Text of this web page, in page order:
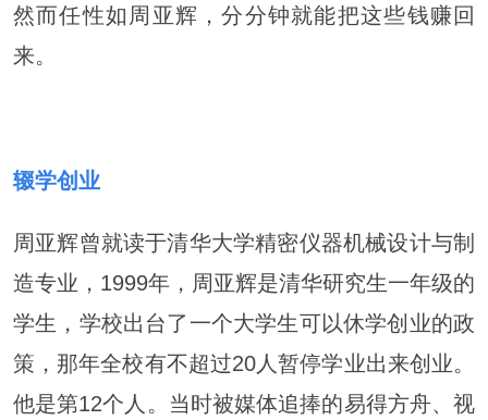
然而任性如周亚辉，分分钟就能把这些钱赚回
来。
辍学创业
周亚辉曾就读于清华大学精密仪器机械设计与制
造专业，1999年，周亚辉是清华研究生一年级的
学生，学校出台了一个大学生可以休学创业的政
策，那年全校有不超过20人暂停学业出来创业。
他是第12个人。当时被媒体追捧的易得方舟、视